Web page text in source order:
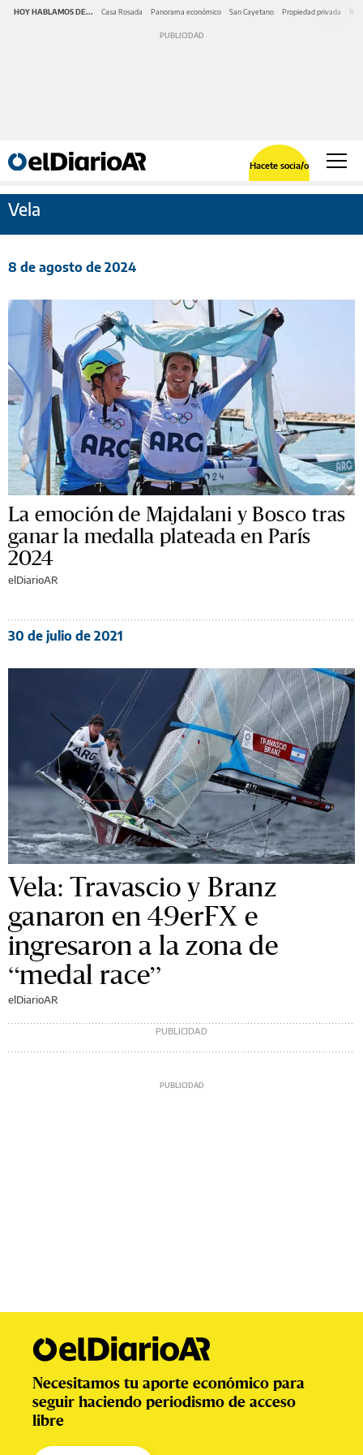
HOY HABLAMOS DE... Casa Rosada Panorama económico San Cayetano Propiedad privada
Hacete socia/o
Vela
8 de agosto de 2024
La emoción de Majdalani y Bosco tras
ganar la medalla plateada en París
2024
elDiarioAR
30 de julio de 2021
Vela: Travascio y Branz
ganaron en 49erFX e
ingresaron a la zona de
“medal race”
elDiarioAR
Necesitamos tu aporte económico para
seguir haciendo periodismo de acceso
libre